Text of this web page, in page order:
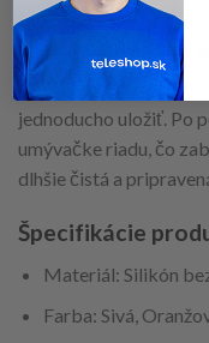
Úspora miesta a
Vďaka skladacej
jednoducho uložiť. Po
umývačke riadu, čo
dlhšie čistá a
Špecifikácie
Materiál: Silikón
Farba: Sivá,